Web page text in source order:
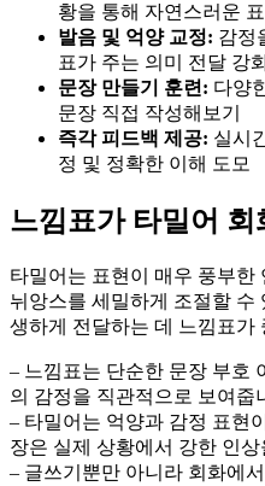
황을 통해 자연스러운
발음 및 억양 교정: 감정
표가 주는 의미 전달 강
문장 만들기 훈련: 다양
문장 직접 작성해보기
즉각 피드백 제공: 실시
정 및 정확한 이해 도모
느낌표가 타밀어 회
타밀어는 표현이 매우 풍부한
뉘앙스를 세밀하게 조절할 수
생하게 전달하는 데 느낌표가
– 느낌표는 단순한 문장 부호
의 감정을 직관적으로 보여줍
– 타밀어는 억양과 감정 표현
장은 실제 상황에서 강한 인
– 글쓰기뿐만 아니라 회화에